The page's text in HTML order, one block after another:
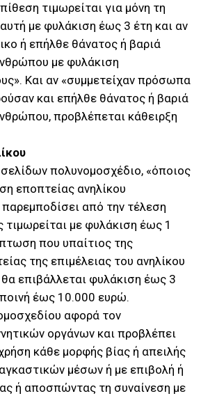
τιμωρείται για μόνη τη
με φυλάκιση έως 3 έτη και αν
ή επήλθε θάνατος ή βαριά
με φυλάκιση
Και αν «συμμετείχαν πρόσωπα
και επήλθε θάνατος ή βαριά
προβλέπεται κάθειρξη
πολυνομοσχέδιο, «όποιος
εποπτείας ανηλίκου
από την τέλεση
τιμωρείται με φυλάκιση έως 1
που υπαίτιος της
της επιμέλειας του ανηλίκου
θα επιβάλλεται φυλάκιση έως 3
ποινή έως 10.000 ευρώ.
αφορά τον
οργάνων και προβλέπει
κάθε μορφής βίας ή απειλής
μέσων ή με επιβολή ή
ή αποσπώντας τη συναίνεση με